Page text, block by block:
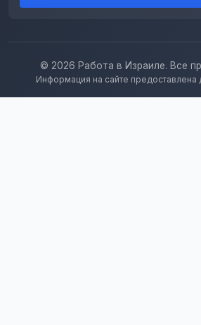
© 2026 Работа в Израиле. Все
Информация на сайте предоставлена